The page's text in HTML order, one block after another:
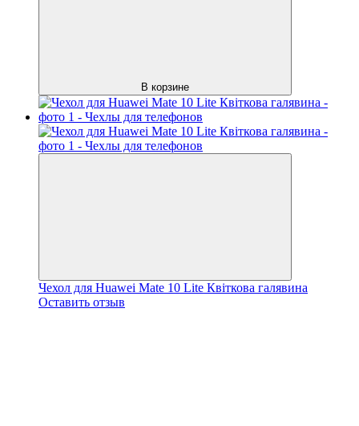
В корзине
Чехол для Huawei Mate 10 Lite Квіткова галявина
Оставить отзыв